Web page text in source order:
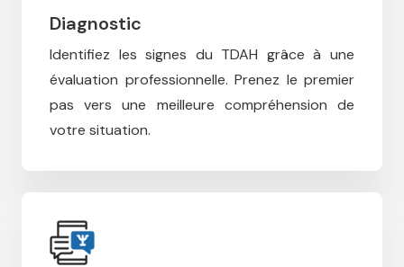
Diagnostic
Identifiez les signes du TDAH grâce à une
évaluation professionnelle. Prenez le premier
pas vers une meilleure compréhension de
votre situation.